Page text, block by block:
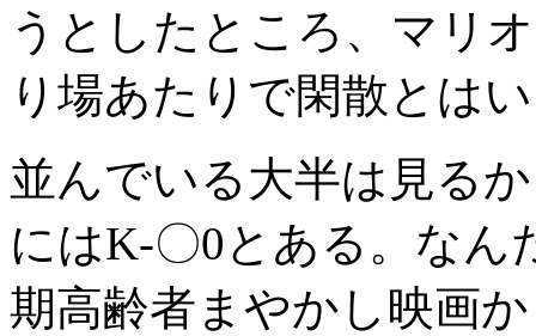
うとしたところ、マリ
り場あたりで閑散とは
並んでいる大半は見る
にはK-〇0とある。なん
期高齢者まやかし映画